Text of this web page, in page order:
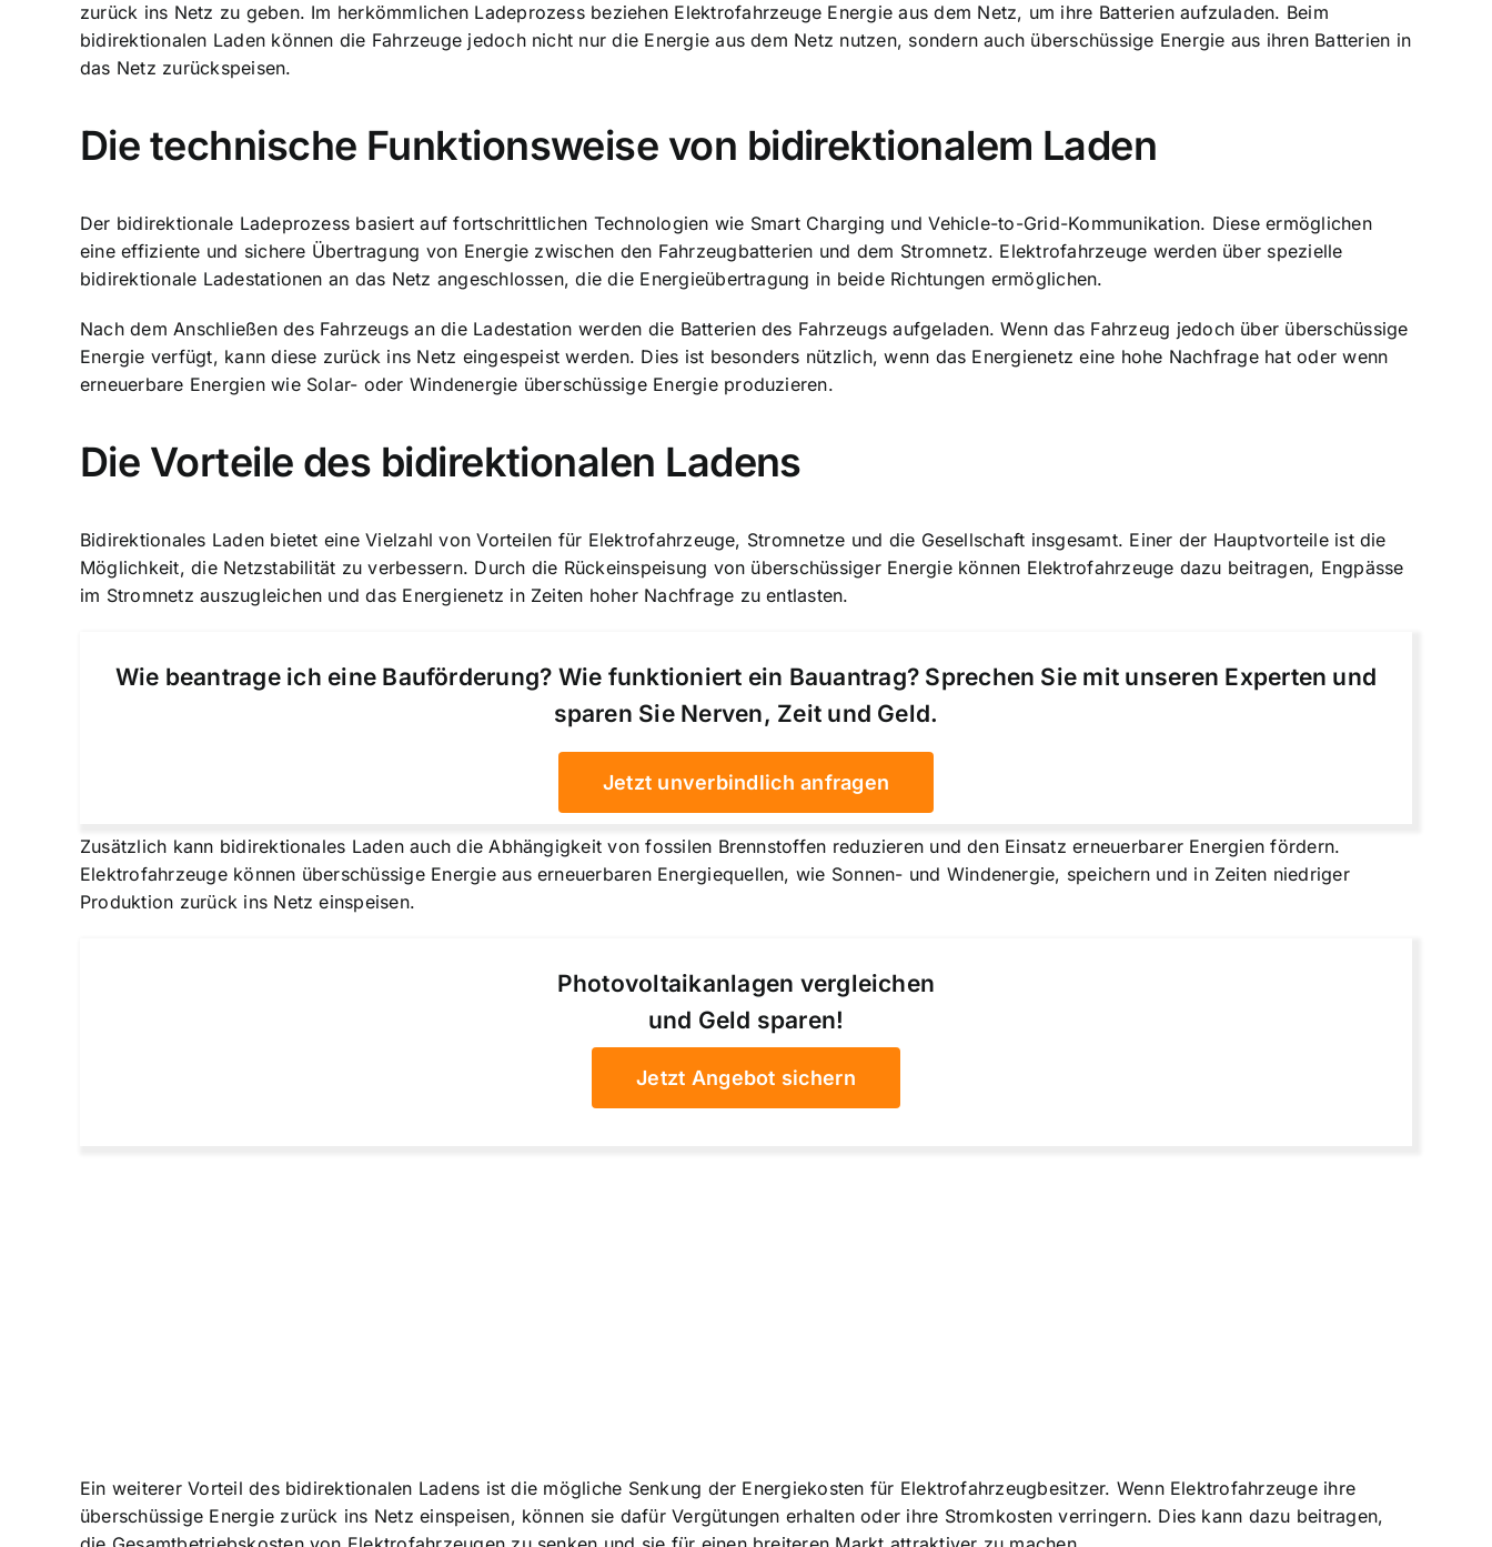
zurück ins Netz zu geben. Im herkömmlichen Ladeprozess beziehen Elektrofahrzeuge Energie aus dem Netz, um ihre Batterien aufzuladen. Beim
bidirektionalen Laden können die Fahrzeuge jedoch nicht nur die Energie aus dem Netz nutzen, sondern auch überschüssige Energie aus ihren Batterien in
das Netz zurückspeisen.
Die technische Funktionsweise von bidirektionalem Laden
Der bidirektionale Ladeprozess basiert auf fortschrittlichen Technologien wie Smart Charging und Vehicle-to-Grid-Kommunikation. Diese ermöglichen
eine effiziente und sichere Übertragung von Energie zwischen den Fahrzeugbatterien und dem Stromnetz. Elektrofahrzeuge werden über spezielle
bidirektionale Ladestationen an das Netz angeschlossen, die die Energieübertragung in beide Richtungen ermöglichen.
Nach dem Anschließen des Fahrzeugs an die Ladestation werden die Batterien des Fahrzeugs aufgeladen. Wenn das Fahrzeug jedoch über überschüssige
Energie verfügt, kann diese zurück ins Netz eingespeist werden. Dies ist besonders nützlich, wenn das Energienetz eine hohe Nachfrage hat oder wenn
erneuerbare Energien wie Solar- oder Windenergie überschüssige Energie produzieren.
Die Vorteile des bidirektionalen Ladens
Bidirektionales Laden bietet eine Vielzahl von Vorteilen für Elektrofahrzeuge, Stromnetze und die Gesellschaft insgesamt. Einer der Hauptvorteile ist die
Möglichkeit, die Netzstabilität zu verbessern. Durch die Rückeinspeisung von überschüssiger Energie können Elektrofahrzeuge dazu beitragen, Engpässe
im Stromnetz auszugleichen und das Energienetz in Zeiten hoher Nachfrage zu entlasten.
Wie beantrage ich eine Bauförderung? Wie funktioniert ein Bauantrag? Sprechen Sie mit unseren Experten und
sparen Sie Nerven, Zeit und Geld.
Jetzt unverbindlich anfragen
Zusätzlich kann bidirektionales Laden auch die Abhängigkeit von fossilen Brennstoffen reduzieren und den Einsatz erneuerbarer Energien fördern.
Elektrofahrzeuge können überschüssige Energie aus erneuerbaren Energiequellen, wie Sonnen- und Windenergie, speichern und in Zeiten niedriger
Produktion zurück ins Netz einspeisen.
Photovoltaikanlagen vergleichen
und Geld sparen!
Jetzt Angebot sichern
Ein weiterer Vorteil des bidirektionalen Ladens ist die mögliche Senkung der Energiekosten für Elektrofahrzeugbesitzer. Wenn Elektrofahrzeuge ihre
überschüssige Energie zurück ins Netz einspeisen, können sie dafür Vergütungen erhalten oder ihre Stromkosten verringern. Dies kann dazu beitragen,